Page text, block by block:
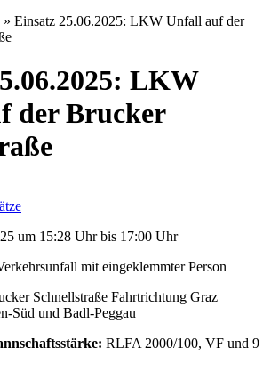
» Einsatz 25.06.2025: LKW Unfall auf der
LKW
der Brucker
um 15:28 Uhr bis 17:00 Uhr
mit eingeklemmter Person
Schnellstraße Fahrtrichtung Graz
Süd und Badl-Peggau
RLFA 2000/100, VF und 9